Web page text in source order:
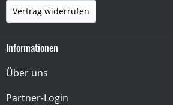
Vertrag widerrufen
Informationen
Über uns
Partner-Login